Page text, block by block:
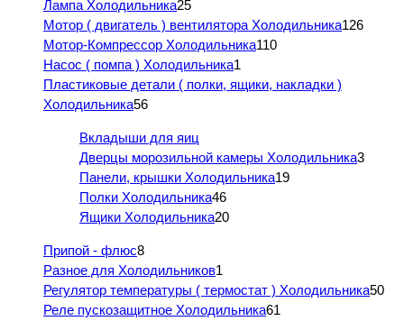
Лампа Холодильника25
Мотор ( двигатель ) вентилятора Холодильника126
Мотор-Компрессор Холодильника110
Насос ( помпа ) Холодильника1
Пластиковые детали ( полки, ящики, накладки )
Холодильника56
Вкладыши для яиц
Дверцы морозильной камеры Холодильника3
Панели, крышки Холодильника19
Полки Холодильника46
Ящики Холодильника20
Припой - флюс8
Разное для Холодильников1
Регулятор температуры ( термостат ) Холодильника50
Реле пускозащитное Холодильника61